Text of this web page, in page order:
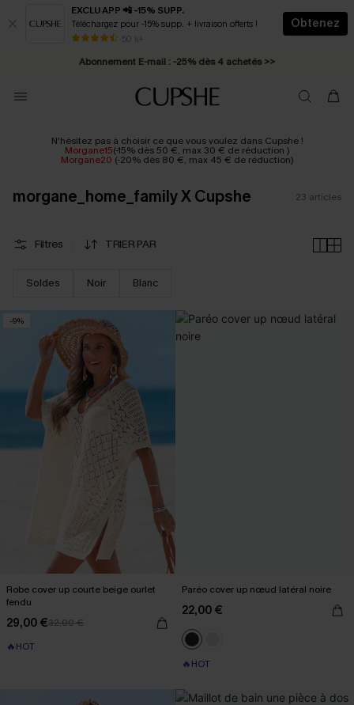
EXCLU APP 📲 -15% SUPP.
Téléchargez pour -15% supp. + livraison offerts !
50 k+
Obtenez
* Livraison éclair 2-3 jours ouvrés >>
Abonnement E-mail : -25% dès 4 achetés >>
N'hésitez pas à choisir ce que vous voulez dans Cupshe !
Morgane15(-15% dès 50 €, max 30 € de réduction )
Morgane20 (-20% dès 80 €, max 45 € de réduction)
morgane_home_family X Cupshe 23 articles
Filtres TRIER PAR
Soldes Noir Blanc
-9%
Robe cover up courte beige ourlet
fendu
29,00 €32,00 €
🔥HOT
Paréo cover up nœud latéral noire
22,00 €
🔥HOT